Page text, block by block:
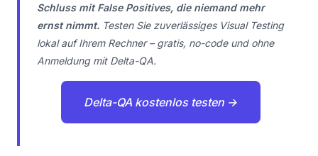
Schluss mit False Positives, die niemand mehr
ernst nimmt. Testen Sie zuverlässiges Visual Testing
lokal auf Ihrem Rechner – gratis, no-code und ohne
Anmeldung mit Delta-QA.
Delta-QA kostenlos testen →